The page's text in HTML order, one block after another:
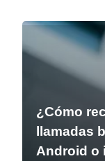
¿Cómo
llamadas
Android o